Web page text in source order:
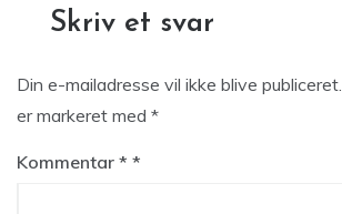
Skriv et svar
Din e-mailadresse vil ikke blive publiceret.
er markeret med *
Kommentar *